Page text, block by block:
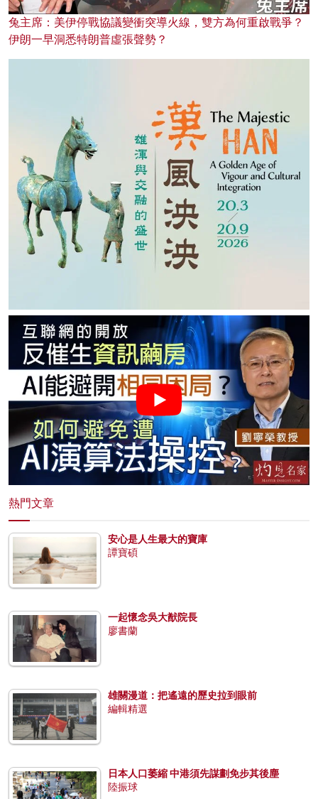
兔主席：美伊停戰協議變衝突導火線，雙方為何重啟戰爭？
伊朗一早洞悉特朗普虛張聲勢？
熱門文章
安心是人生最大的寶庫
譚寶碩
一起懷念吳大猷院長
廖書蘭
雄關漫道：把遙遠的歷史拉到眼前
編輯精選
日本人口萎縮 中港須先謀劃免步其後塵
陸振球